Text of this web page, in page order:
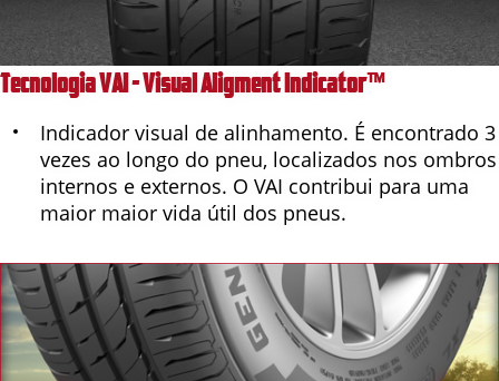
Tecnologia VAI - Visual Aligment Indicator™
Indicador visual de alinhamento. É encontrado 3
vezes ao longo do pneu, localizados nos ombros
internos e externos. O VAI contribui para uma
maior maior vida útil dos pneus.